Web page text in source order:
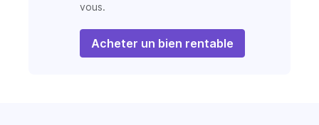
vous.
Acheter un bien rentable